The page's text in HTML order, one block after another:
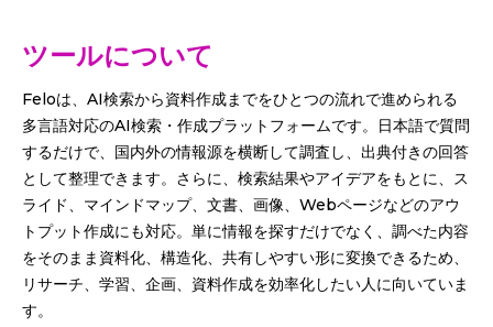
ツールについて
Feloは、AI検索から資料作成までをひとつの流れで進められる
多言語対応のAI検索・作成プラットフォームです。日本語で質問
するだけで、国内外の情報源を横断して調査し、出典付きの回答
として整理できます。さらに、検索結果やアイデアをもとに、ス
ライド、マインドマップ、文書、画像、Webページなどのアウ
トプット作成にも対応。単に情報を探すだけでなく、調べた内容
をそのまま資料化、構造化、共有しやすい形に変換できるため、
リサーチ、学習、企画、資料作成を効率化したい人に向いていま
す。